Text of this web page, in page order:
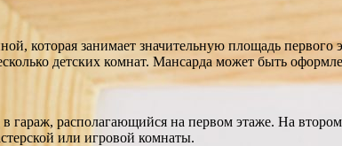
которая занимает значительную площадь
детских комнат. Мансарда может быть
гараж, располагающийся на первом этаже. На
или игровой комнаты.